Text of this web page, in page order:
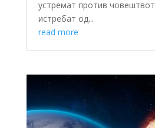
устремат против
истребат од...
read more